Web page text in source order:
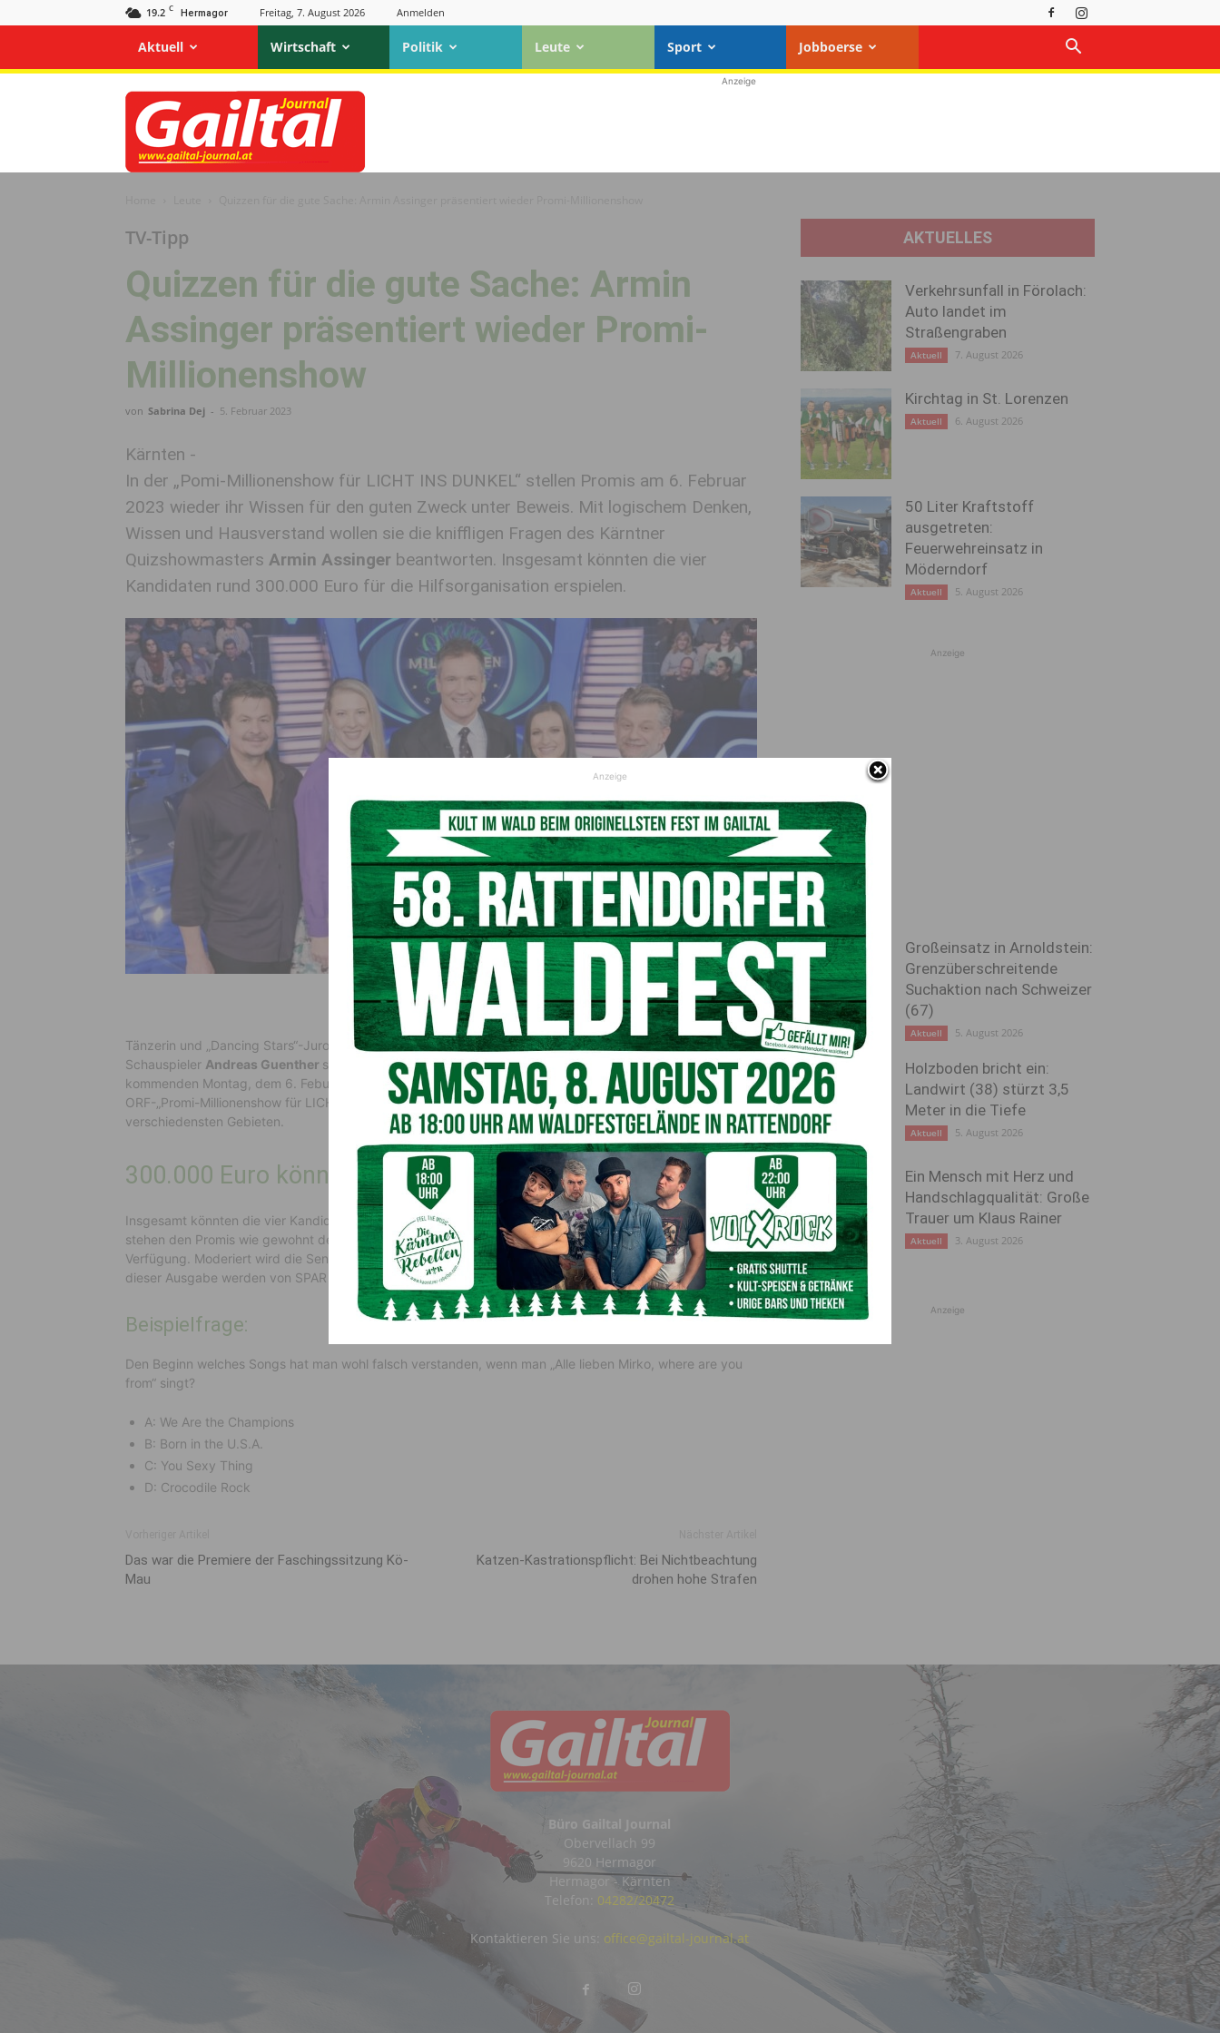
19.2 C Hermagor Freitag, 7. August 2026 Anmelden
Aktuell Wirtschaft Politik Leute Sport Jobboerse
Gailtal
Journal
Anzeige
TV-Tipp
Quizzen für die gute Sache: Armin
Assinger präsentiert wieder Promi-
Millionenshow
von Sabrina Dej - 5. Februar 2023
Kärnten -
In der „Pomi-Millionenshow für LICHT INS DUNKEL“ stellen Promis am 6. Februar
2023 wieder ihr Wissen für den guten Zweck unter Beweis. Mit logischem Denken,
Wissen und Hausverstand wollen sie die kniffligen Fragen des Kärntner
Quizshowmasters Armin Assinger beantworten. Insgesamt könnten die vier
Kandidaten rund 300.000 Euro für die Hilfsorganisation erspielen.
© ORF/Günther Pichlkostner
Tänzerin und „Dancing Stars“-Jurorin Maria Angelini-Santner, Schauspieler und AutorMichael Dangl,
Schauspieler Andreas Guenther sowie Singer-Songwriterin und PsychologinUlrike Mayerspielen am
kommenden Montag, dem 6. Feburar 2023, um jeweils bis zu 75.000 Euro für den guten Zweck. Bei der
ORF-„Promi-Millionenshow für LICHT INS DUNKEL“ stellen sie sich 15 kniffligen Wissensfragen aus
verschiedensten Gebieten.
300.000 Euro können erspielt werden
Insgesamt könnten die vier Kandidaten 300.000 Euro für LICHT INS DUNKEL erspielen. Als Unterstützung
stehen den Promis wie gewohnt der 50:50-Joker, der Kandidaten-Joker und der Telefon-Joker zur
Verfügung. Moderiert wird die Sendung wie gewohnt von dem KärntnerArmin Assinger. Die Gewinne bei
dieser Ausgabe werden von SPAR Österreich und Magna International zur Verfügung gestellt.
Beispielfrage:
Den Beginn welches Songs hat man wohl falsch verstanden, wenn man „Alle lieben Mirko, where are you
from“ singt?
A: We Are the Champions
B: Born in the U.S.A.
C: You Sexy Thing
D: Crocodile Rock
Das war die Premiere der Faschingssitzung Kö-
Mau
Katzen-Kastrations­pflicht: Bei Nicht­beachtung
drohen hohe Strafen
AKTUELLES
Verkehrsunfall in Förolach:
Auto landet im
Straßengraben
Aktuell 7. August 2026
Kirchtag in St. Lorenzen
Aktuell 6. August 2026
50 Liter Kraftstoff
ausgetreten:
Feuerwehreinsatz in
Möderndorf
Aktuell 5. August 2026
Anzeige
Großeinsatz in Arnoldstein:
Grenzüberschreitende
Suchaktion nach Schweizer
(67)
Aktuell 5. August 2026
Holzboden bricht ein:
Landwirt (38) stürzt 3,5
Meter in die Tiefe
Aktuell 5. August 2026
Ein Mensch mit Herz und
Handschlagqualität: Große
Trauer um Klaus Rainer
Aktuell 3. August 2026
Anzeige
Büro Gailtal Journal
Obervellach 99
9620 Hermagor
Hermagor - Kärnten
Telefon: 04282/20472
Kontaktieren Sie uns: office@gailtal-journal.at
Anzeige